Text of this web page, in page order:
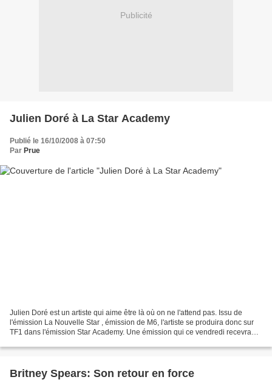
Publicité
Julien Doré à La Star Academy
Publié le 16/10/2008 à 07:50
Par Prue
Julien Doré est un artiste qui aime être là où on ne l'attend pas. Issu de
l'émission La Nouvelle Star , émission de M6, l'artiste se produira donc sur
TF1 dans l'émission Star Academy. Une émission qui ce vendredi recevra
Britney Spears: Son retour en force